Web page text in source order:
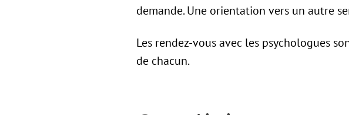
demande. Une orientation vers un autre
Les rendez-vous avec les psychologues
de chacun.